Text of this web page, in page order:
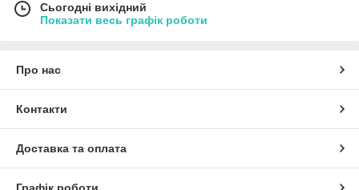
Сьогодні вихідний
Показати весь графік роботи
Про нас
Контакти
Доставка та оплата